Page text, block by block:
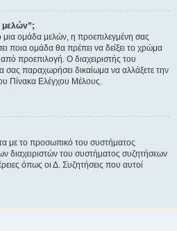
μελών”;
ομάδα μελών, η προεπιλεγμένη σας
ποια ομάδα θα πρέπει να δείξει το χρώμα
προεπιλογή. Ο διαχειριστής του
παραχωρήσει δικαίωμα να αλλάξετε την
Πίνακα Ελέγχου Μέλους.
με το προσωπικό του συστήματος
διαχειριστών του συστήματος συζητήσεων
όπως οι Δ. Συζητήσεις που αυτοί